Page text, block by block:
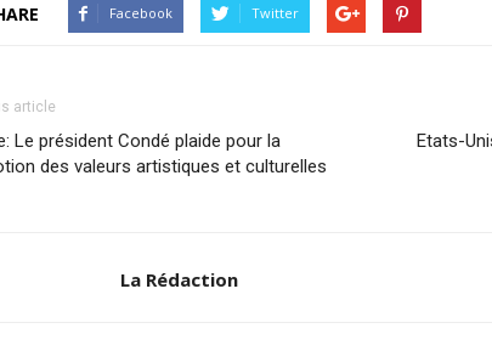
Facebook Twitter
article
Le président Condé plaide pour la
des valeurs artistiques et culturelles
Etats-
La Rédaction